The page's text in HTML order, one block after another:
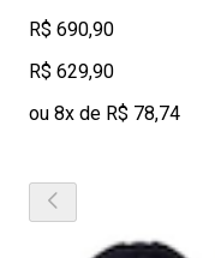
R$ 690,90
R$ 629,90
ou 8x de R$ 78,74